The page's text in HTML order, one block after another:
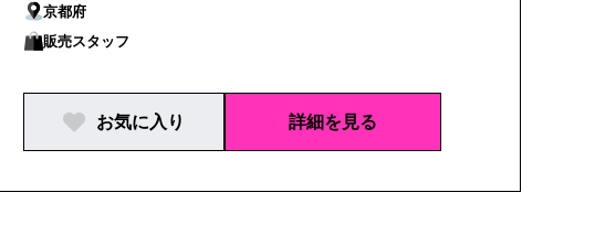
京都府
販売スタッフ
お気に入り 詳細を見る